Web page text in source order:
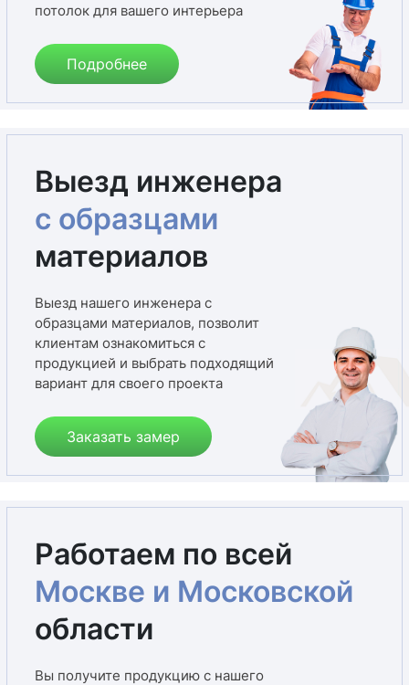
потолок для вашего интерьера
Подробнее
Выезд инженера
с образцами
материалов
Выезд нашего инженера с
образцами материалов, позволит
клиентам ознакомиться с
продукцией и выбрать подходящий
вариант для своего проекта
Заказать замер
Работаем по всей
Москве и Московской
области
Вы получите продукцию с нашего